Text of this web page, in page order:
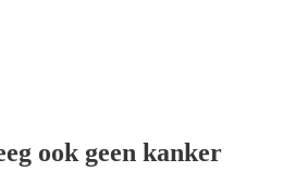
ook geen kanker